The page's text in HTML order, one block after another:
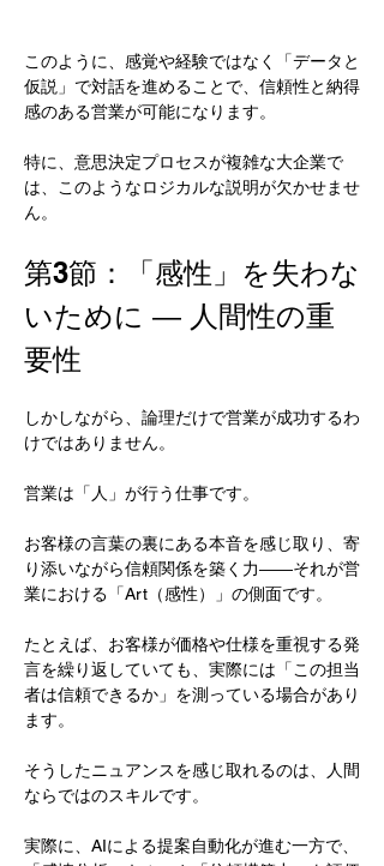
このように、感覚や経験ではなく「データと
仮説」で対話を進めることで、信頼性と納得
感のある営業が可能になります。
特に、意思決定プロセスが複雑な大企業で
は、このようなロジカルな説明が欠かせませ
ん。
第3節：「感性」を失わな
いために ― 人間性の重
要性
しかしながら、論理だけで営業が成功するわ
けではありません。
営業は「人」が行う仕事です。
お客様の言葉の裏にある本音を感じ取り、寄
り添いながら信頼関係を築く力――それが営
業における「Art（感性）」の側面です。
たとえば、お客様が価格や仕様を重視する発
言を繰り返していても、実際には「この担当
者は信頼できるか」を測っている場合があり
ます。
そうしたニュアンスを感じ取れるのは、人間
ならではのスキルです。
実際に、AIによる提案自動化が進む一方で、